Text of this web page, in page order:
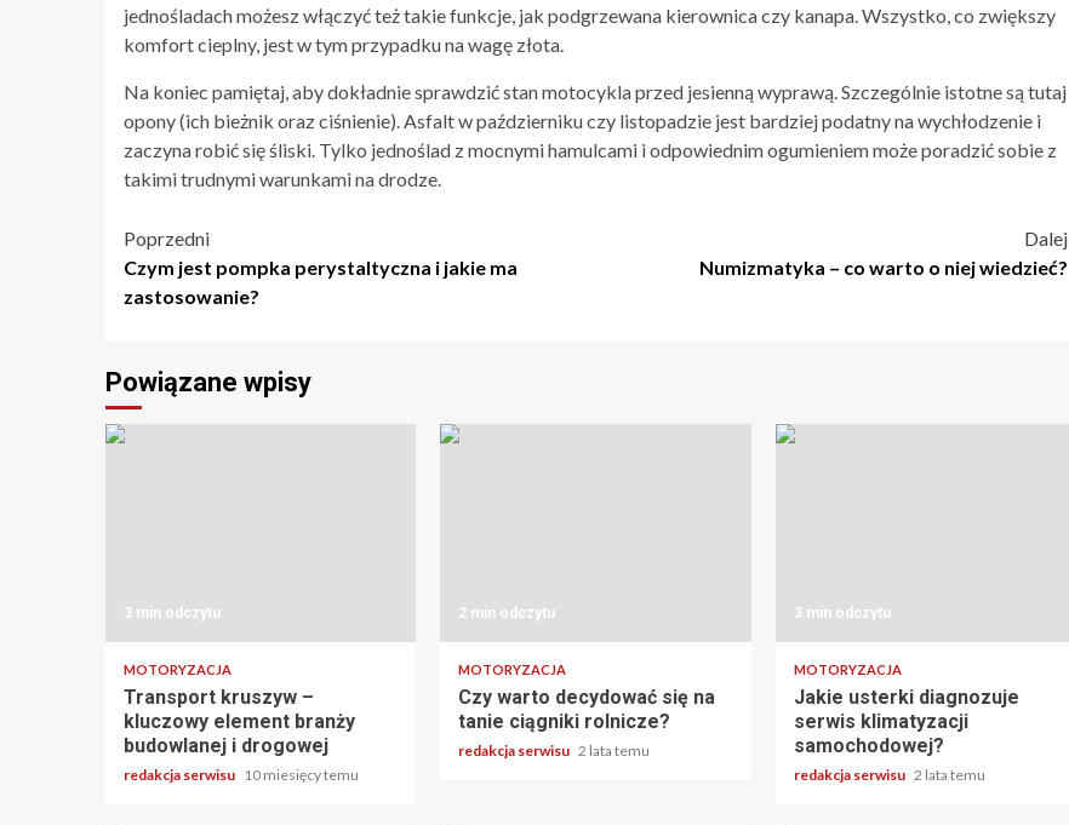
jednośladach możesz włączyć też takie funkcje, jak podgrzewana kierownica czy kanapa. Wszystko, co zwiększy
komfort cieplny, jest w tym przypadku na wagę złota.
Na koniec pamiętaj, aby dokładnie sprawdzić stan motocykla przed jesienną wyprawą. Szczególnie istotne są tutaj
opony (ich bieżnik oraz ciśnienie). Asfalt w październiku czy listopadzie jest bardziej podatny na wychłodzenie i
zaczyna robić się śliski. Tylko jednoślad z mocnymi hamulcami i odpowiednim ogumieniem może poradzić sobie z
takimi trudnymi warunkami na drodze.
Nawigacja
wpisu
Poprzedni
Czym jest pompka perystaltyczna i jakie ma
zastosowanie?
Dalej
Numizmatyka – co warto o niej wiedzieć?
Powiązane wpisy
3 min odczytu
MOTORYZACJA
Transport kruszyw –
kluczowy element branży
budowlanej i drogowej
redakcja serwisu 10 miesięcy temu
2 min odczytu
MOTORYZACJA
Czy warto decydować się na
tanie ciągniki rolnicze?
redakcja serwisu 2 lata temu
3 min odczytu
MOTORYZACJA
Jakie usterki diagnozuje
serwis klimatyzacji
samochodowej?
redakcja serwisu 2 lata temu